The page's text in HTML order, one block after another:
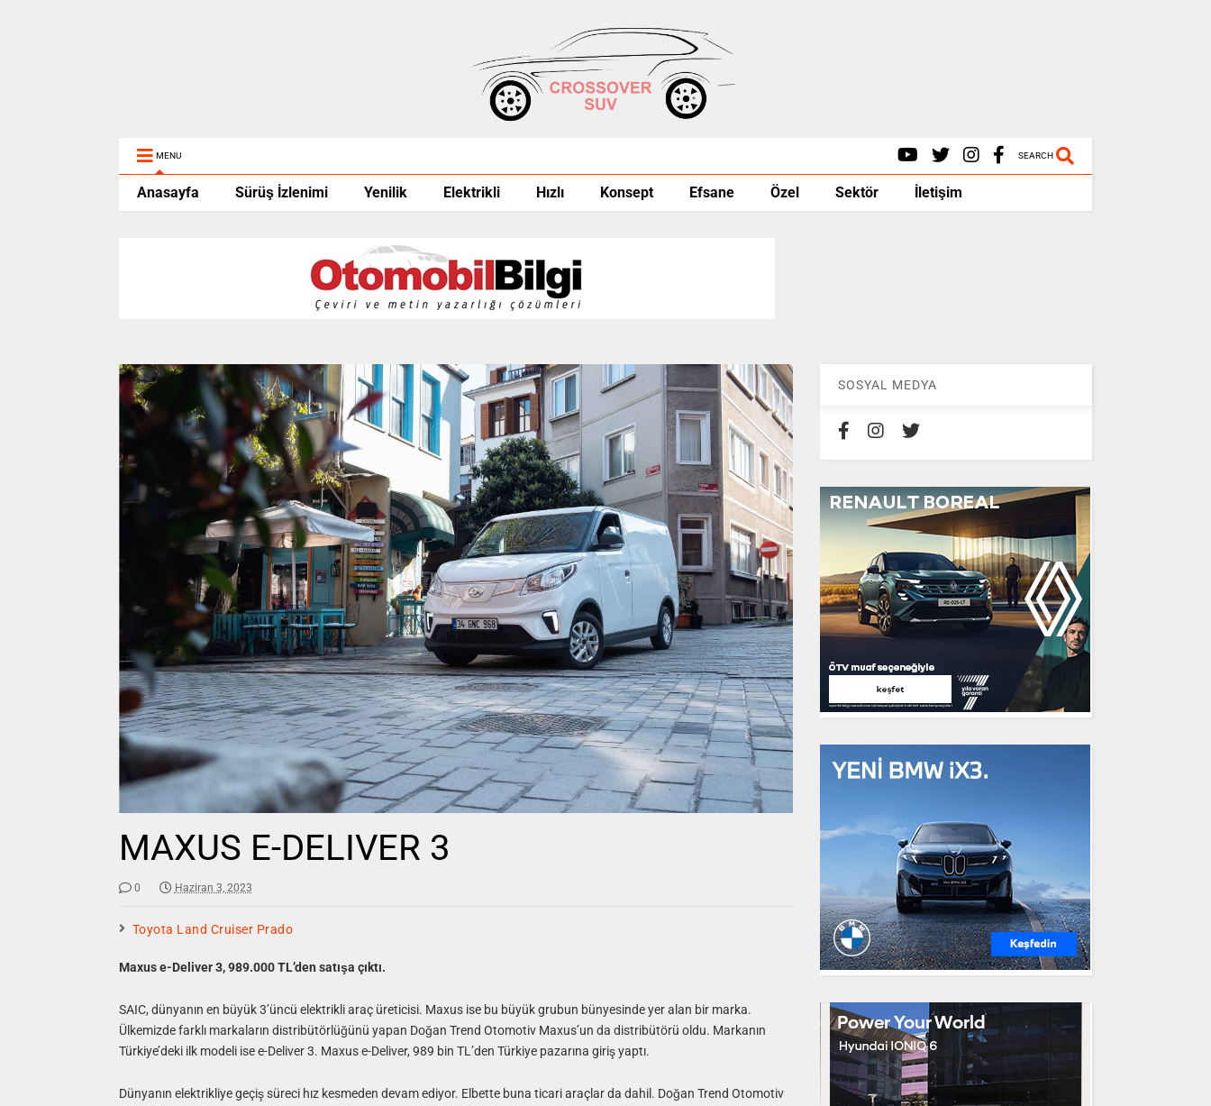
MENU SEARCH
Anasayfa Sürüş İzlenimi Yenilik Elektrikli Hızlı Konsept Efsane Özel Sektör İletişim
MAXUS E-DELIVER 3
0 Haziran 3, 2023
Toyota Land Cruiser Prado
Maxus e-Deliver 3, 989.000 TL’den satışa çıktı.
SAIC, dünyanın en büyük 3’üncü elektrikli araç üreticisi. Maxus ise bu büyük grubun bünyesinde yer alan bir marka.
Ülkemizde farklı markaların distribütörlüğünü yapan Doğan Trend Otomotiv Maxus’un da distribütörü oldu. Markanın
Türkiye’deki ilk modeli ise e-Deliver 3. Maxus e-Deliver, 989 bin TL’den Türkiye pazarına giriş yaptı.
Dünyanın elektrikliye geçiş süreci hız kesmeden devam ediyor. Elbette buna ticari araçlar da dahil. Doğan Trend Otomotiv
SOSYAL MEDYA